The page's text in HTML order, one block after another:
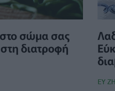
στο σώμα σας
διατροφή
ΕΥ